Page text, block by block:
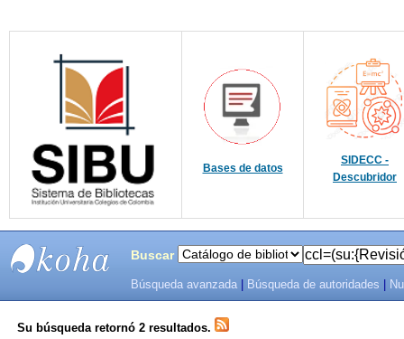
Bases de datos
SIDECC -
Descubridor
SISTEMAS
Buscar
Búsqueda avanzada Búsqueda de autoridades
Su búsqueda retornó 2 resultados.